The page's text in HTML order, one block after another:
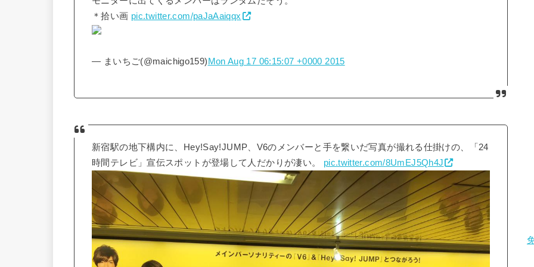
＊拾い画 pic.twitter.com/paJaAaiqqx
— まいちご(@maichigo159) Mon Aug 17 06:15:07 +0000 2015
新宿駅の地下構内に、Hey!Say!JUMP、V6のメンバーと手を繋いだ写真が撮れる仕掛けの、「24
時間テレビ」宣伝スポットが登場して人だかりが凄い。 pic.twitter.com/8UmEJ5Qh4J